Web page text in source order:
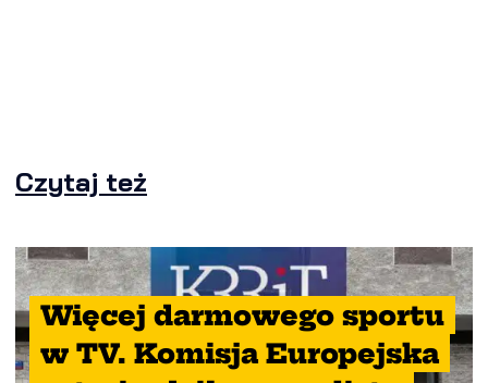
Czytaj też
Więcej darmowego sportu
w TV. Komisja Europejska